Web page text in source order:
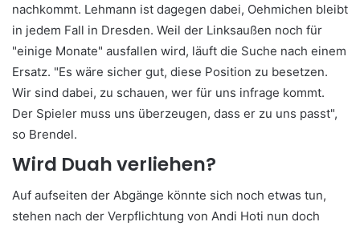
nachkommt. Lehmann ist dagegen dabei, Oehmichen bleibt
in jedem Fall in Dresden. Weil der Linksaußen noch für
"einige Monate" ausfallen wird, läuft die Suche nach einem
Ersatz. "Es wäre sicher gut, diese Position zu besetzen.
Wir sind dabei, zu schauen, wer für uns infrage kommt.
Der Spieler muss uns überzeugen, dass er zu uns passt",
so Brendel.
Wird Duah verliehen?
Auf aufseiten der Abgänge könnte sich noch etwas tun,
stehen nach der Verpflichtung von Andi Hoti nun doch